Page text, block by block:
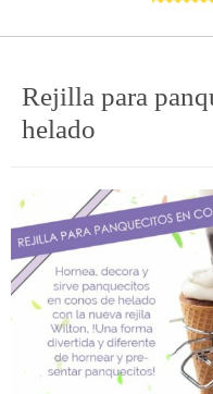
Rejilla para
helado